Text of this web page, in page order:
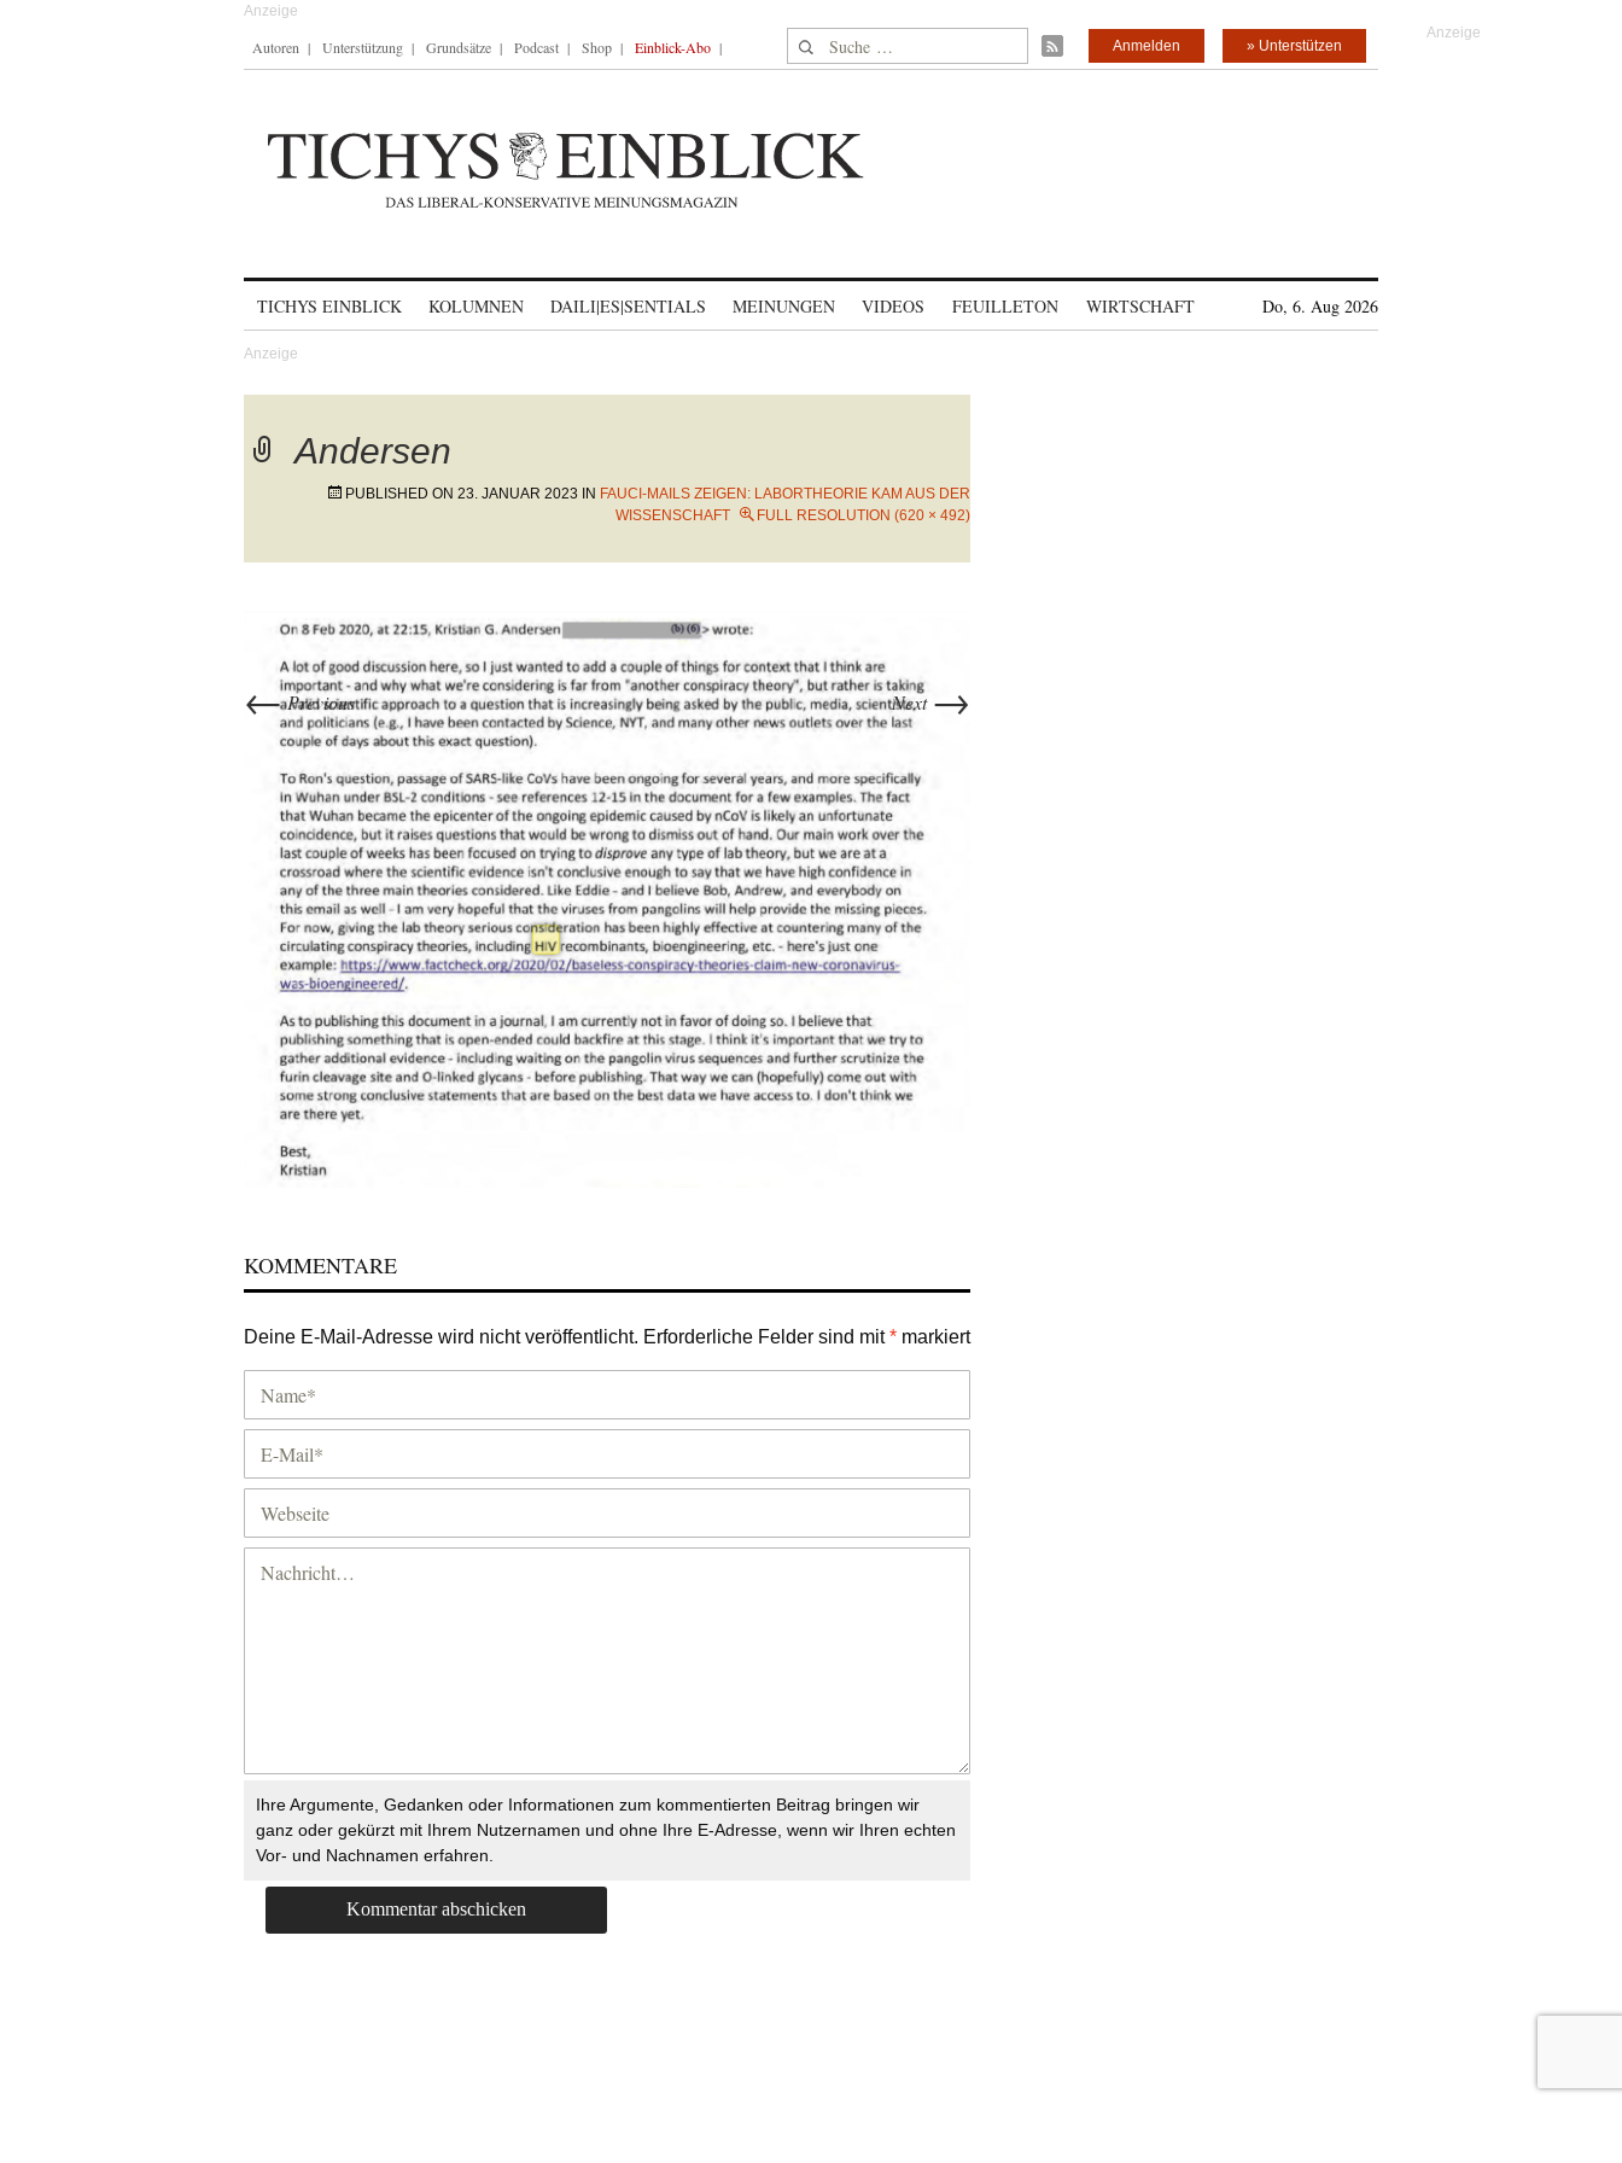
Autoren Unterstützung Grundsätze Podcast Shop Einblick-Abo Suche nach: » Unterstützen
Anmelden
TICHYS EINBLICK KOLUMNEN DAILI|ES|SENTIALS MEINUNGEN VIDEOS FEUILLETON WIRTSCHAFT Do, 6. Aug 2026
Andersen
PUBLISHED ON 23. JANUAR 2023 IN FAUCI-MAILS ZEIGEN: LABORTHEORIE KAM AUS DER
WISSENSCHAFT
FULL RESOLUTION (620 × 492)
←Previous Next →
KOMMENTARE
Deine E-Mail-Adresse wird nicht veröffentlicht. Erforderliche Felder sind mit* markiert
Ihre Argumente, Gedanken oder Informationen zum kommentierten Beitrag bringen wir
ganz oder gekürzt mit Ihrem Nutzernamen und ohne Ihre E-Adresse, wenn wir Ihren echten
Vor- und Nachnamen erfahren.